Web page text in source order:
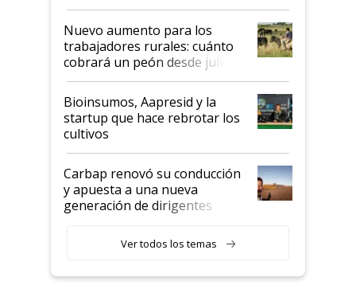
Nuevo aumento para los
trabajadores rurales: cuánto
cobrará un peón desde julio
Bioinsumos, Aapresid y la
startup que hace rebrotar los
cultivos
Carbap renovó su conducción
y apuesta a una nueva
generación de dirigentes
Ver todos los temas